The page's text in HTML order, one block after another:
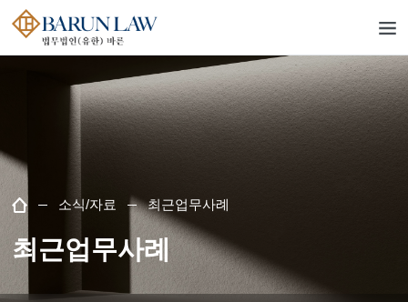
소식/자료 최근업무사례
최근업무사례